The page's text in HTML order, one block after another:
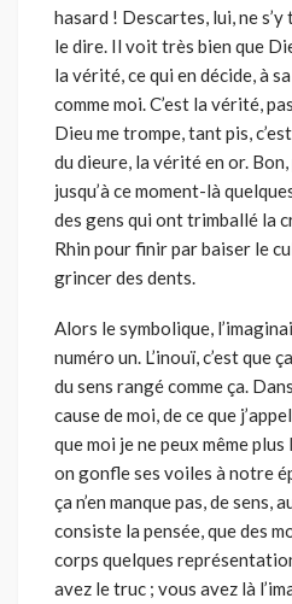
hasard ! Descartes, lui, ne s’y
le dire. Il voit très bien que
la vérité, ce qui en décide, à
comme moi. C’est la vérité,
Dieu me trompe, tant pis,
du dieure, la vérité en or.
jusqu’à ce moment-là
des gens qui ont trimballé la
Rhin pour finir par baiser le
grincer des dents.
Alors le symbolique,
numéro un. L’inouï, c’est que
du sens rangé comme ça.
cause de moi, de ce que
que moi je ne peux même
on gonfle ses voiles à notre
ça n’en manque pas, de sens,
consiste la pensée, que des
corps quelques
avez le truc ; vous avez là